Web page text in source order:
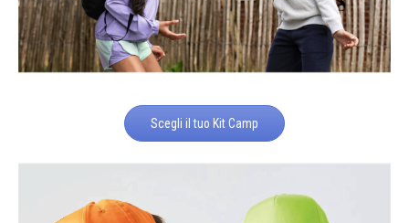
Scegli il tuo Kit Camp